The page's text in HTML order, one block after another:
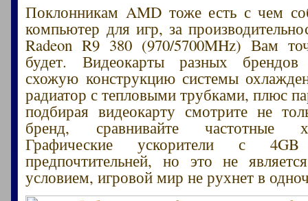
Поклонникам AMD тоже есть с чем
компьютер для игр, за
Radeon R9 380 (970/5700MHz) Вам
будет. Видеокарты разных
схожую конструкцию системы
радиатор с тепловыми трубками, плюс
подбирая видеокарту смотрите не
бренд, сравнивайте частотные
Графические ускорители с 4GB
предпочтительней, но это не
условием, игровой мир не рухнет в